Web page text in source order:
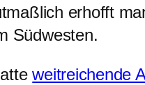
erhofft
Südwesten.
weitreichende